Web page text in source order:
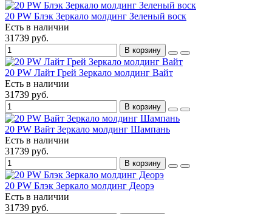
20 PW Блэк Зеркало молдинг Зеленый воск
Есть в наличии
31739 руб.
В корзину
20 PW Лайт Грей Зеркало молдинг Вайт
Есть в наличии
31739 руб.
В корзину
20 PW Вайт Зеркало молдинг Шампань
Есть в наличии
31739 руб.
В корзину
20 PW Блэк Зеркало молдинг Деорэ
Есть в наличии
31739 руб.